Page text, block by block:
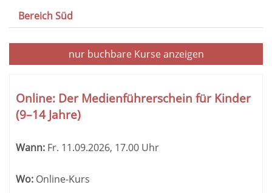
Bereich Süd
nur buchbareKurse anzeigen
Tabellenüberschriften
können
sortiert
Online: Der Medienführerschein für Kinder
(9–14 Jahre)
Wann: Fr. 11.09.2026, 17.00 Uhr
Wo: Online-Kurs